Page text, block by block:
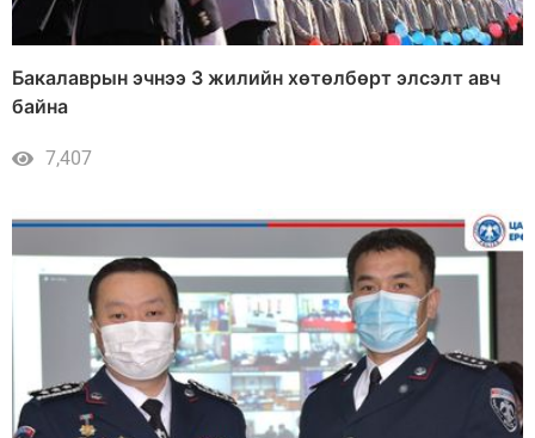
Бакалаврын эчнээ 3 жилийн хөтөлбөрт элсэлт авч
байна
7,407